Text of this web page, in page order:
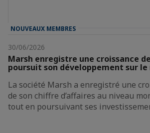
NOUVEAUX MEMBRES
30/06/2026
Marsh enregistre une croissance
poursuit son développement sur le
La société Marsh a enregistré une
de son chiffre d’affaires au niveau
tout en poursuivant ses